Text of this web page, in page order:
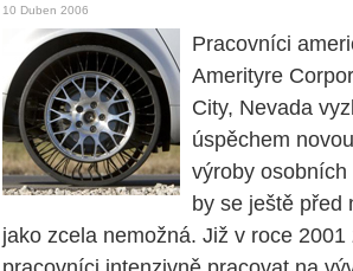
10 Duben 2006
Pracovníci
Amerityre
City, Nevada
úspěchem
výroby
by se ještě před
jako zcela nemožná. Již v roce